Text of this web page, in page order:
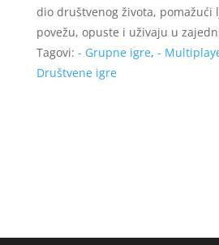
dio društvenog života, pomažući
povežu, opuste i uživaju u
Tagovi: - Grupne igre, -
Društvene igre